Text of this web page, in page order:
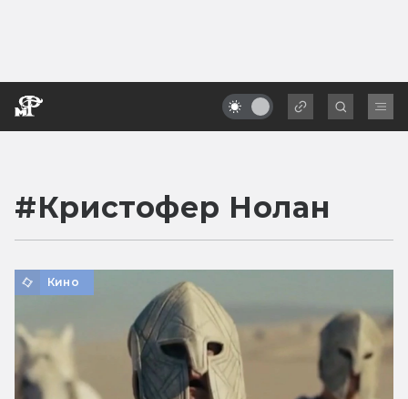
#Кристофер Нолан
Кино